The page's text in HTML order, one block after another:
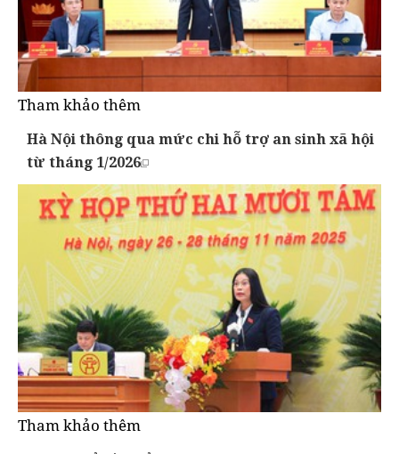
Tham khảo thêm
Hà Nội thông qua mức chi hỗ trợ an sinh xã hội
từ tháng 1/2026
Tham khảo thêm